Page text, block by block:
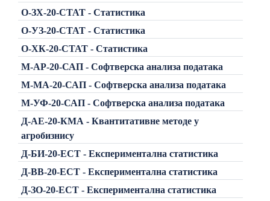
О-ЗХ-20-СТАТ - Статистика
О-УЗ-20-СТАТ - Статистика
О-ХК-20-СТАТ - Статистика
М-АР-20-САП - Софтверска анализа података
М-МА-20-САП - Софтверска анализа података
М-УФ-20-САП - Софтверска анализа података
Д-АЕ-20-КMА - Квантитативне методе у
агробизнису
Д-БИ-20-ЕСТ - Експериментална статистика
Д-ВВ-20-ЕСТ - Експериментална статистика
Д-ЗО-20-ЕСТ - Експериментална статистика